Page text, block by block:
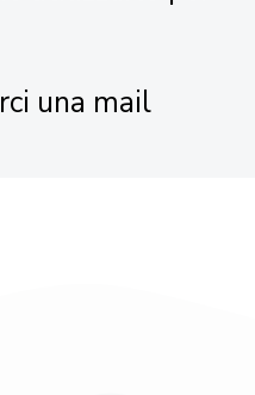
una mail